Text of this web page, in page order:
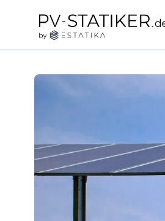
pv-statiker.de by ESTATIKA